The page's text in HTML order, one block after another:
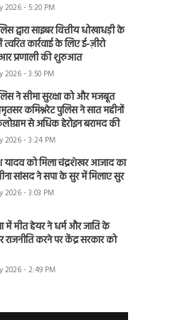
2026 - 5:20 PM
द्वारा साइबर वित्तीय धोखाधड़ी के
कार्रवाई के लिए ई-ज़ीरो
प्रणाली की शुरुआत
2026 - 3:50 PM
ने सीमा सुरक्षा को और मजबूत
कमिश्नरेट पुलिस ने सात महीनों
से अधिक हेरोइन बरामद की
2026 - 3:24 PM
को मिला चंद्रशेखर आजाद का
सांसद ने सपा के सुर में मिलाए सुर
2026 - 3:03 PM
में मीत हेयर ने धर्म और जाति के
राजनीति करने पर केंद्र सरकार को
2026 - 2:49 PM